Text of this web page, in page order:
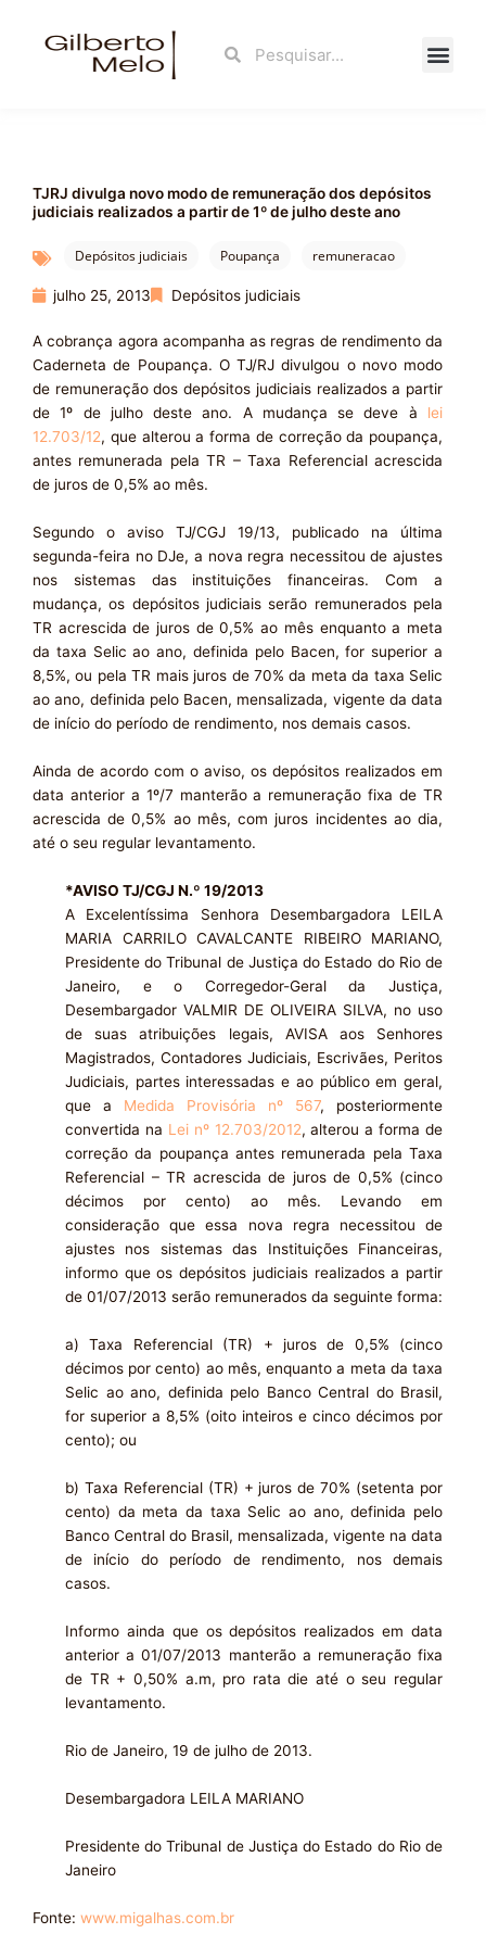
Search
TJRJ divulga novo modo de remuneração dos depósitos
judiciais realizados a partir de 1º de julho deste ano
Depósitos judiciais Poupança remuneracao
julho 25, 2013 Depósitos judiciais
A cobrança agora acompanha as regras de rendimento da
Caderneta de Poupança. O TJ/RJ divulgou o novo modo
de remuneração dos depósitos judiciais realizados a partir
de 1º de julho deste ano. A mudança se deve à lei
12.703/12, que alterou a forma de correção da poupança,
antes remunerada pela TR – Taxa Referencial acrescida
de juros de 0,5% ao mês.
Segundo o aviso TJ/CGJ 19/13, publicado na última
segunda-feira no DJe, a nova regra necessitou de ajustes
nos sistemas das instituições financeiras. Com a
mudança, os depósitos judiciais serão remunerados pela
TR acrescida de juros de 0,5% ao mês enquanto a meta
da taxa Selic ao ano, definida pelo Bacen, for superior a
8,5%, ou pela TR mais juros de 70% da meta da taxa Selic
ao ano, definida pelo Bacen, mensalizada, vigente da data
de início do período de rendimento, nos demais casos.
Ainda de acordo com o aviso, os depósitos realizados em
data anterior a 1º/7 manterão a remuneração fixa de TR
acrescida de 0,5% ao mês, com juros incidentes ao dia,
até o seu regular levantamento.
*AVISO TJ/CGJ N.º 19/2013
A Excelentíssima Senhora Desembargadora LEILA
MARIA CARRILO CAVALCANTE RIBEIRO MARIANO,
Presidente do Tribunal de Justiça do Estado do Rio de
Janeiro, e o Corregedor-Geral da Justiça,
Desembargador VALMIR DE OLIVEIRA SILVA, no uso
de suas atribuições legais, AVISA aos Senhores
Magistrados, Contadores Judiciais, Escrivães, Peritos
Judiciais, partes interessadas e ao público em geral,
que a Medida Provisória nº 567, posteriormente
convertida na Lei nº 12.703/2012, alterou a forma de
correção da poupança antes remunerada pela Taxa
Referencial – TR acrescida de juros de 0,5% (cinco
décimos por cento) ao mês. Levando em
consideração que essa nova regra necessitou de
ajustes nos sistemas das Instituições Financeiras,
informo que os depósitos judiciais realizados a partir
de 01/07/2013 serão remunerados da seguinte forma:
a) Taxa Referencial (TR) + juros de 0,5% (cinco
décimos por cento) ao mês, enquanto a meta da taxa
Selic ao ano, definida pelo Banco Central do Brasil,
for superior a 8,5% (oito inteiros e cinco décimos por
cento); ou
b) Taxa Referencial (TR) + juros de 70% (setenta por
cento) da meta da taxa Selic ao ano, definida pelo
Banco Central do Brasil, mensalizada, vigente na data
de início do período de rendimento, nos demais
casos.
Informo ainda que os depósitos realizados em data
anterior a 01/07/2013 manterão a remuneração fixa
de TR + 0,50% a.m, pro rata die até o seu regular
levantamento.
Rio de Janeiro, 19 de julho de 2013.
Desembargadora LEILA MARIANO
Presidente do Tribunal de Justiça do Estado do Rio de
Janeiro
Fonte: www.migalhas.com.br